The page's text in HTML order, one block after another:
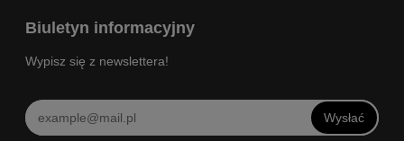
Biuletyn informacyjny
Wypisz się z newslettera!
Wysłać